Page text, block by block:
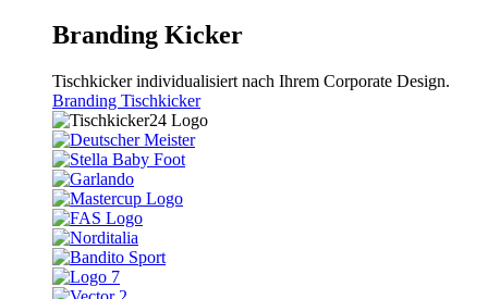
Branding Kicker
Tischkicker individualisiert nach Ihrem Corporate Design.
Branding Tischkicker